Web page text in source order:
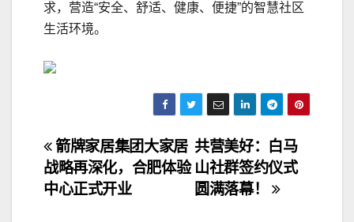
求，营造“安全、舒适、健康、便捷”的智慧社区
生活环境。
文
章
共营美好：白马
山社群签约仪式
圆满落幕！
箭牌家居集团大家居
战略再深化，合肥体验
中心正式开业